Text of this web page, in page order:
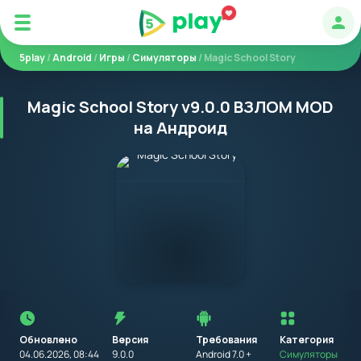
5play/Android /Игры /Симуляторы / Magic School Story
Magic School Story v9.0.0 ВЗЛОМ MOD
на Андроид
Обновлено
04.06.2026, 08:44
Версия
9.0.0
Требования
Android 7.0 +
установкой
приложения
на
устройство
Категория
Симуляторы